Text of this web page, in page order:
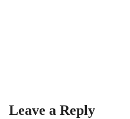
Leave a Reply